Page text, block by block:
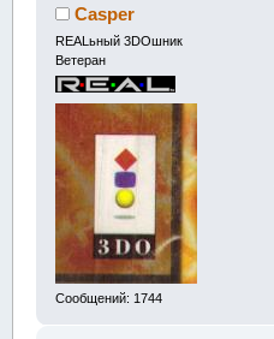
Casper
REALьный 3DOшник
Ветеран
Сообщений: 1744